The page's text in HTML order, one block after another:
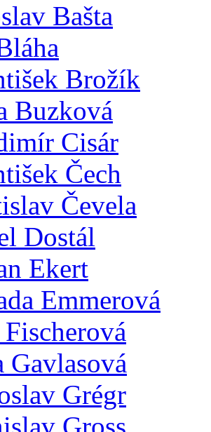
Bašta
Brožík
Buzková
Cisár
Čech
Čevela
Dostál
Ekert
Emmerová
Gavlasová
Grégr